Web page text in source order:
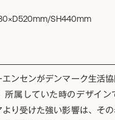
SH440mm
エンセンがデンマーク生活
所属していた時のデザイ
より受けた強い影響は、そ